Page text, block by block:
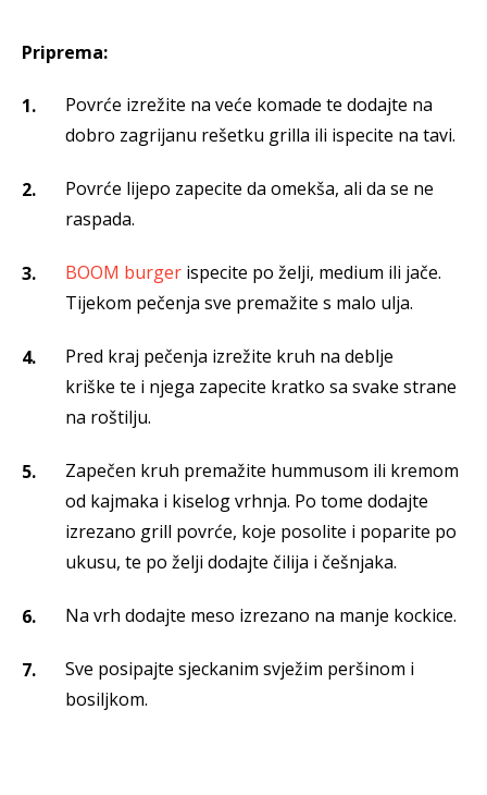
Priprema:
Povrće izrežite na veće komade te dodajte na
dobro zagrijanu rešetku grilla ili ispecite na tavi.
Povrće lijepo zapecite da omekša, ali da se ne
raspada.
BOOM burger ispecite po želji, medium ili jače.
Tijekom pečenja sve premažite s malo ulja.
Pred kraj pečenja izrežite kruh na deblje
kriške te i njega zapecite kratko sa svake strane
na roštilju.
Zapečen kruh premažite hummusom ili kremom
od kajmaka i kiselog vrhnja. Po tome dodajte
izrezano grill povrće, koje posolite i poparite po
ukusu, te po želji dodajte čilija i češnjaka.
Na vrh dodajte meso izrezano na manje kockice.
Sve posipajte sjeckanim svježim peršinom i
bosiljkom.